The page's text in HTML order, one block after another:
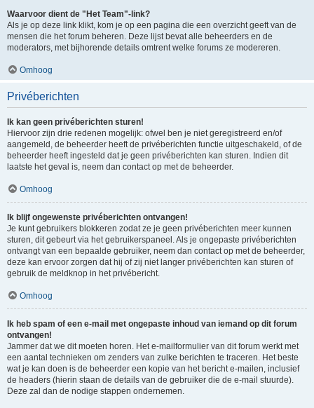
Waarvoor dient de "Het Team"-link?
Als je op deze link klikt, kom je op een pagina die een overzicht geeft van de
mensen die het forum beheren. Deze lijst bevat alle beheerders en de
moderators, met bijhorende details omtrent welke forums ze modereren.
Omhoog
Privéberichten
Ik kan geen privéberichten sturen!
Hiervoor zijn drie redenen mogelijk: ofwel ben je niet geregistreerd en/of
aangemeld, de beheerder heeft de privéberichten functie uitgeschakeld, of de
beheerder heeft ingesteld dat je geen privéberichten kan sturen. Indien dit
laatste het geval is, neem dan contact op met de beheerder.
Omhoog
Ik blijf ongewenste privéberichten ontvangen!
Je kunt gebruikers blokkeren zodat ze je geen privéberichten meer kunnen
sturen, dit gebeurt via het gebruikerspaneel. Als je ongepaste privéberichten
ontvangt van een bepaalde gebruiker, neem dan contact op met de beheerder,
deze kan ervoor zorgen dat hij of zij niet langer privéberichten kan sturen of
gebruik de meldknop in het privébericht.
Omhoog
Ik heb spam of een e-mail met ongepaste inhoud van iemand op dit forum
ontvangen!
Jammer dat we dit moeten horen. Het e-mailformulier van dit forum werkt met
een aantal technieken om zenders van zulke berichten te traceren. Het beste
wat je kan doen is de beheerder een kopie van het bericht e-mailen, inclusief
de headers (hierin staan de details van de gebruiker die de e-mail stuurde).
Deze zal dan de nodige stappen ondernemen.